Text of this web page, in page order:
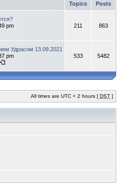
Topics Posts
pm
211 863
Удрасом 13.09.2021
pm
533 5482
All times are UTC + 2 hours [ DST ]